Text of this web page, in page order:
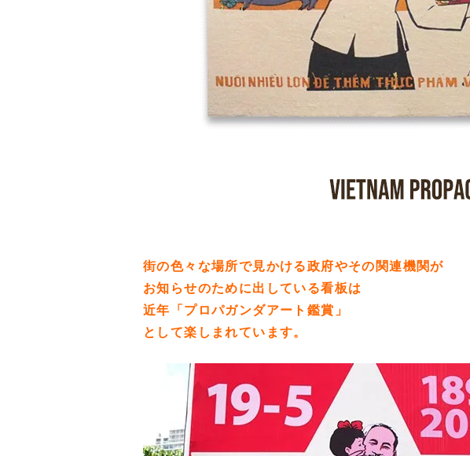
街の色々な場所で見かける政府やその関連機関が
お知らせのために出している看板は
近年「プロパガンダアート鑑賞」
として楽しまれています。